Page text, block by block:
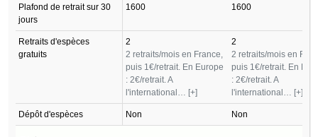
Plafond de retrait sur 30
jours
1600 1600
Retraits d'espèces
gratuits
2
2 retraits/mois en France,
puis 1€/retrait. En Europe
: 2€/retrait. A
l'international…
[+]
2
2 retraits/mois en
puis 1€/retrait. En
: 2€/retrait. A
l'international…
[+]
Dépôt d'espèces Non Non